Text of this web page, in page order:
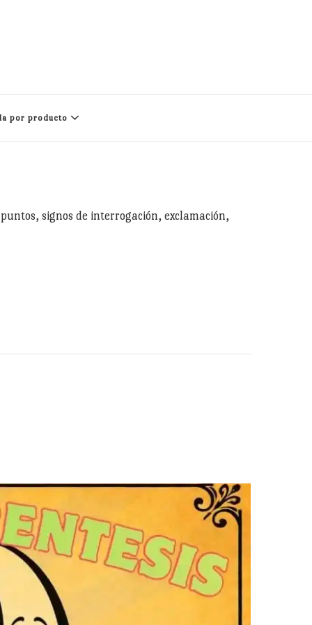
por producto
signos de interrogación, exclamación,